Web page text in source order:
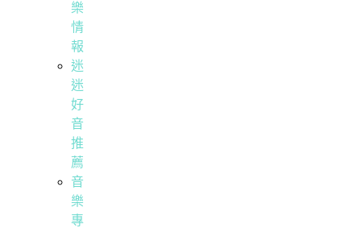
樂
情
報
迷
迷
好
音
推
薦
音
樂
專